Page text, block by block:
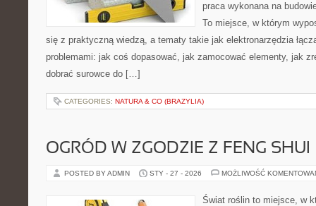
praca wykonana na
To miejsce, w którym
się z praktyczną wiedzą, a tematy takie jak elektronarzędzia
problemami: jak coś dopasować, jak zamocować elementy, jak
dobrać surowce do […]
CATEGORIES: NATURA & CO (BRAZYLIA)
OGRÓD W ZGODZIE Z FENG SHUI
POSTED BY ADMIN STY - 27 - 2026 MOŻLIWOŚĆ
Świat roślin to miejsce, w